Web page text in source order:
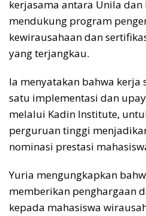
kerjasama antara Unila
mendukung program
kewirausahaan dan
yang terjangkau.
Ia menyatakan bahwa kerja
satu implementasi dan
melalui Kadin Institute,
perguruan tinggi
nominasi prestasi
Yuria mengungkapkan
memberikan penghargaan
kepada mahasiswa